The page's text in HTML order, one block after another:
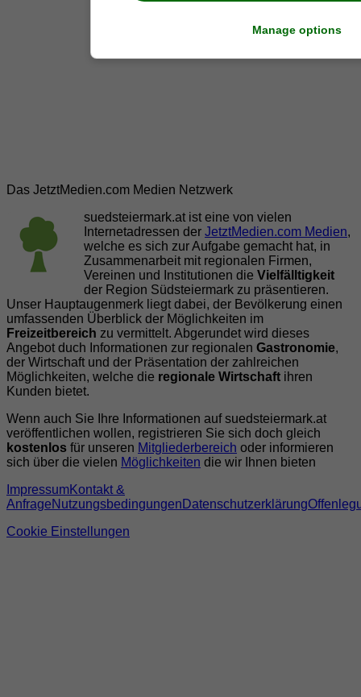
Das JetztMedien.com Medien Netzwerk
suedsteiermark.at ist eine von vielen
Internetadressen der JetztMedien.com Medien,
welche es sich zur Aufgabe gemacht hat, in
Zusammenarbeit mit regionalen Firmen,
Vereinen und Institutionen die Vielfälltigkeit
der Region Südsteiermark zu präsentieren.
Unser Hauptaugenmerk liegt dabei, der Bevölkerung einen
umfassenden Überblick der Möglichkeiten im
Freizeitbereich zu vermittelt. Abgerundet wird dieses
Angebot duch Informationen zur regionalen Gastronomie,
der Wirtschaft und der Präsentation der zahlreichen
Möglichkeiten, welche die regionale Wirtschaft ihren
Kunden bietet.
Wenn auch Sie Ihre Informationen auf suedsteiermark.at
veröffentlichen wollen, registrieren Sie sich doch gleich
kostenlos für unseren Mitgliederbereich oder informieren
sich über die vielen Möglichkeiten die wir Ihnen bieten
ImpressumKontakt &
AnfrageNutzungsbedingungen Datenschutzerklärung
Cookie Einstellungen
Manage options